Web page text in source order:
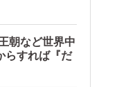
朝など世界中
らすれば『だ